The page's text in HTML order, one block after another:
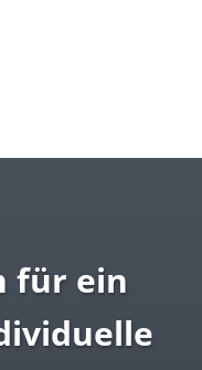
für ein